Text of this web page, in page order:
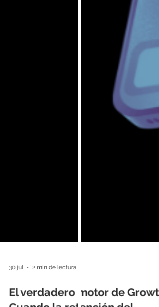
30 jul 2 min de lectura